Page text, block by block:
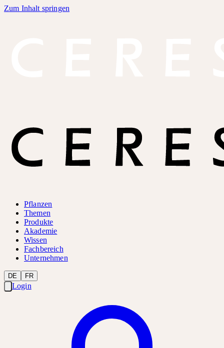
Zum Inhalt springen
Pflanzen
Themen
Produkte
Akademie
Wissen
Fachbereich
Unternehmen
DE FR
Login